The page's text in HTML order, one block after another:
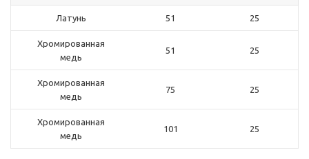
Латунь 51 25
Хромированная
медь
51 25
Хромированная
медь
75 25
Хромированная
медь
101 25